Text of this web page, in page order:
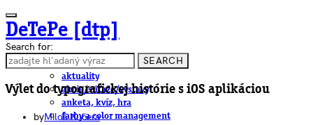
DeTePe [dtp]
ČLÁNKY
aktuality
akcie/súťaže/výstavy
anketa, kvíz, hra
farby a color management
Search for:
SEARCH
Výlet do typografickej histórie s iOS aplikáciou
byMiloš Kučera